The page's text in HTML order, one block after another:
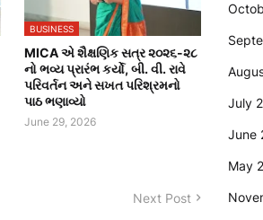
BUSINESS
MICA એ શૈક્ષણિક સત્ર ૨૦૨૬-૨૮
નો ભવ્ય પ્રારંભ કર્યો, બી. વી. રાવે
પરિવર્તન અને સખત પરિશ્રમનો
પાઠ ભણાવ્યો
June 29, 2026
Next Post
July
June
May